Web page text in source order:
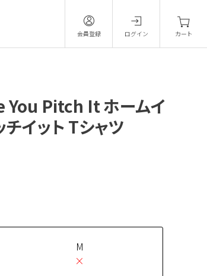
会員登録 ログイン カート
Pitch It ホームイ
イット Tシャツ
M
×